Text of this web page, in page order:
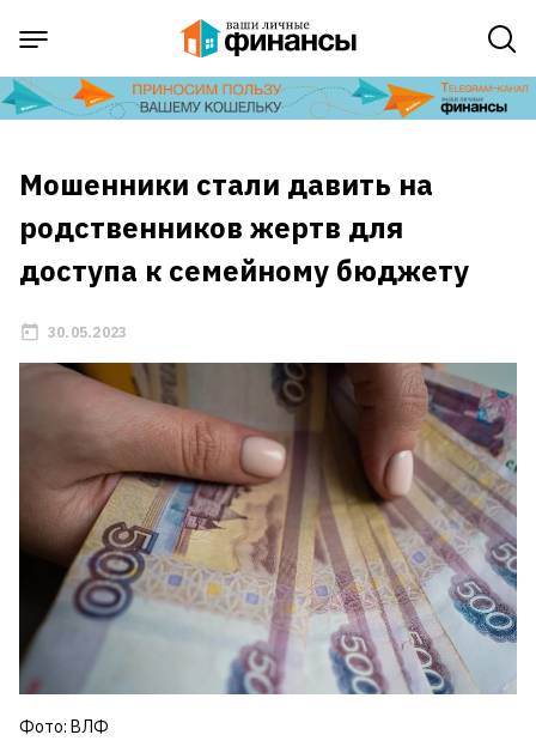
Мошенники стали давить на
родственников жертв для
доступа к семейному бюджету
30.05.2023
Фото: ВЛФ